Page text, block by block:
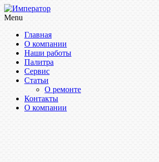
Menu
Главная
О компании
Наши работы
Палитра
Сервис
Статьи
О ремонте
Контакты
О компании